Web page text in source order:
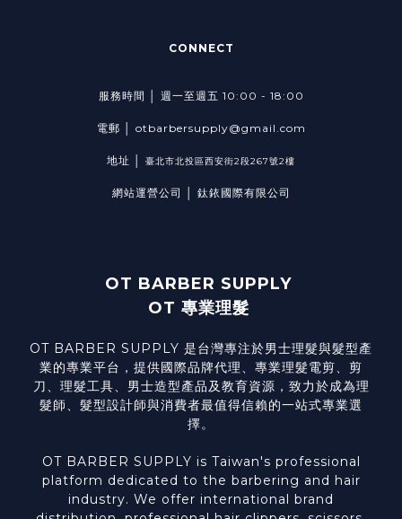
CONNECT
服務時間 │ 週一至週五 10:00 - 18:00
電郵 │ otbarbersupply@gmail.com
地址 │ 臺北市北投區西安街2段267號2樓
網站運營公司 │ 鈦銥國際有限公司
OT BARBER SUPPLY
OT 專業理髮
OT BARBER SUPPLY 是台灣專注於男士理髮與髮型產
業的專業平台，提供國際品牌代理、專業理髮電剪、剪
刀、理髮工具、男士造型產品及教育資源，致力於成為理
髮師、髮型設計師與消費者最值得信賴的一站式專業選
擇。
OT BARBER SUPPLY is Taiwan's professional
platform dedicated to the barbering and hair
industry. We offer international brand